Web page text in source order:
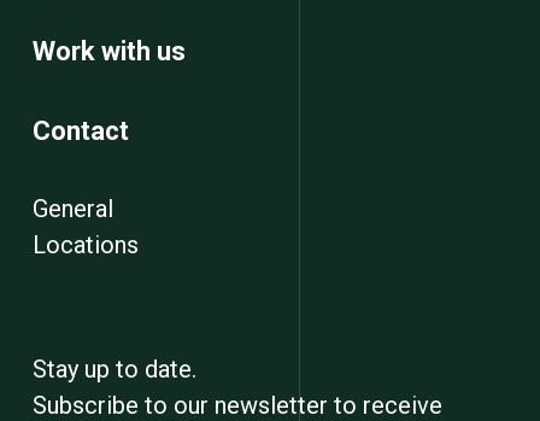
Work with us
Contact
General
Locations
Stay up to date.
Subscribe to our newsletter to receive